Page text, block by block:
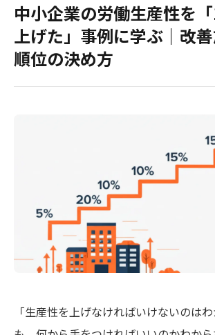
中小企業の労働生産性を
上げた」事例に学ぶ｜改
順位の決め方
「生産性を上げなければいけないのは